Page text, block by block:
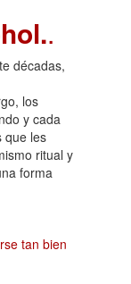
.
décadas,
los
y cada
que les
ritual y
forma